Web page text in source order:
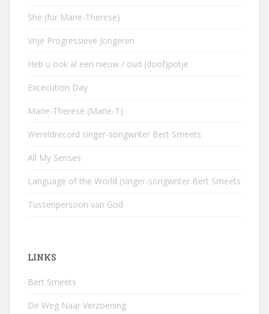
She (für Marie-Therese)
Vrije Progressieve Jongeren
Heb u ook al een nieuw / oud (doof)potje
Excecution Day
Marie-Therese (Marie-T)
Wereldrecord singer-songwriter Bert Smeets
All My Senses
Language of the World (singer-songwriter Bert Smeets
Tussenpersoon van God
LINKS
Bert Smeets
De Weg Naar Verzoening